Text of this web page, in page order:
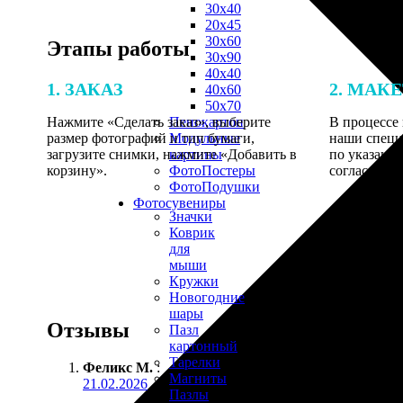
30х40
20х45
30х60
30х90
40х40
40х60
50х70
Пенокартон
Модульные
картины
ФотоПостеры
ФотоПодушки
Фотоcувениры
Значки
Коврик
для
мыши
Кружки
Новогодние
шары
Пазл
картонный
Тарелки
Магниты
Пазлы
Этапы работы
1. ЗАКАЗ
Нажмите «Сделать заказ», выберите
размер фотографий и тип бумаги,
загрузите снимки, нажмите «Добавить в
корзину».
2.
В процессе
наши
по
Отзывы
Феликс М. :
21.02.2026